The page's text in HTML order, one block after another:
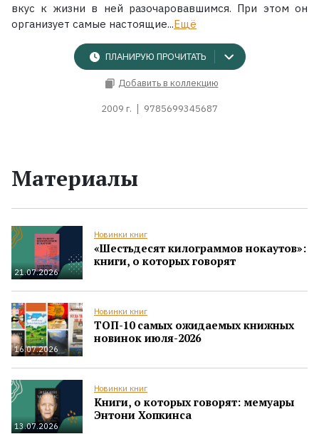
вкус к жизни в ней разочаровавшимся. При этом он
организует самые настоящие...Ещё
ПЛАНИРУЮ ПРОЧИТАТЬ
Добавить в коллекцию
2009 г. 9785699345687
Материалы
21.07.2026
Новинки книг
«Шестьдесят килограммов нокаутов»:
книги, о которых говорят
16.07.2026
Новинки книг
ТОП-10 самых ожидаемых книжных
новинок июля-2026
13.07.2026
Новинки книг
Книги, о которых говорят: мемуары
Энтони Хопкинса